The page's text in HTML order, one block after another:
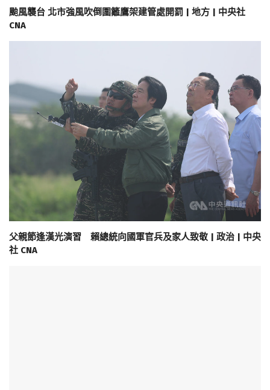
颱風襲台 北市強風吹倒圍籬鷹架建管處開罰 | 地方 | 中央社
CNA
父親節逢漢光演習 賴總統向國軍官兵及家人致敬 | 政治 | 中央
社 CNA